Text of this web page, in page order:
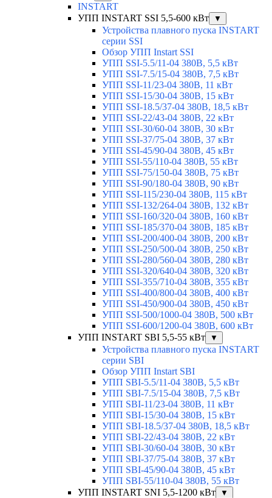
INSTART
УПП INSTART SSI 5,5-600 кВт
▼
Устройства плавного пуска INSTART
серии SSI
Обзор УПП Instart SSI
УПП SSI-5.5/11-04 380В, 5,5 кВт
УПП SSI-7.5/15-04 380В, 7,5 кВт
УПП SSI-11/23-04 380В, 11 кВт
УПП SSI-15/30-04 380В, 15 кВт
УПП SSI-18.5/37-04 380В, 18,5 кВт
УПП SSI-22/43-04 380В, 22 кВт
УПП SSI-30/60-04 380В, 30 кВт
УПП SSI-37/75-04 380В, 37 кВт
УПП SSI-45/90-04 380В, 45 кВт
УПП SSI-55/110-04 380В, 55 кВт
УПП SSI-75/150-04 380В, 75 кВт
УПП SSI-90/180-04 380В, 90 кВт
УПП SSI-115/230-04 380В, 115 кВт
УПП SSI-132/264-04 380В, 132 кВт
УПП SSI-160/320-04 380В, 160 кВт
УПП SSI-185/370-04 380В, 185 кВт
УПП SSI-200/400-04 380В, 200 кВт
УПП SSI-250/500-04 380В, 250 кВт
УПП SSI-280/560-04 380В, 280 кВт
УПП SSI-320/640-04 380В, 320 кВт
УПП SSI-355/710-04 380В, 355 кВт
УПП SSI-400/800-04 380В, 400 кВт
УПП SSI-450/900-04 380В, 450 кВт
УПП SSI-500/1000-04 380В, 500 кВт
УПП SSI-600/1200-04 380В, 600 кВт
УПП INSTART SBI 5,5-55 кВт
▼
Устройства плавного пуска INSTART
серии SBI
Обзор УПП Instart SBI
УПП SBI-5.5/11-04 380В, 5,5 кВт
УПП SBI-7.5/15-04 380В, 7,5 кВт
УПП SBI-11/23-04 380В, 11 кВт
УПП SBI-15/30-04 380В, 15 кВт
УПП SBI-18.5/37-04 380В, 18,5 кВт
УПП SBI-22/43-04 380В, 22 кВт
УПП SBI-30/60-04 380В, 30 кВт
УПП SBI-37/75-04 380В, 37 кВт
УПП SBI-45/90-04 380В, 45 кВт
УПП SBI-55/110-04 380В, 55 кВт
УПП INSTART SNI 5,5-1200 кВт
▼